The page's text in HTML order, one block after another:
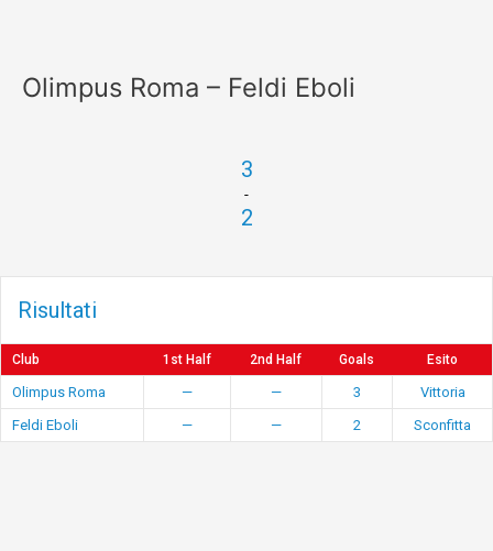
Olimpus Roma – Feldi Eboli
3
-
2
Risultati
Club 1st Half 2nd Half Goals Esito
Olimpus Roma — — 3
Vittoria
Feldi Eboli
— — 2 Sconfitta